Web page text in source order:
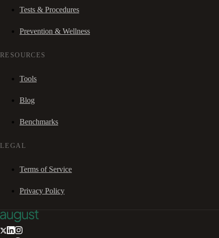
Tests & Procedures
Prevention & Wellness
RESOURCES
Tools
Blog
Benchmarks
LEGAL
Terms of Service
Privacy Policy